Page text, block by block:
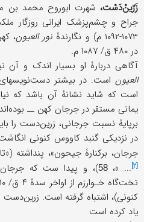
زَرّینْ‌دَسْت، شهرت ابوروح محمد بن
۱۰۷۳-۱۰۹۲ م) و نگارندۀ
نور العیون،
در ۴۸۰ ق/ ۱۰۸۷ م.
آگاهی دربارۀ او بسیار اندک و آن
العیون است. در بیشتر دست‌نویسهای
است که شاید نشانۀ آن باشد که
یمانی مستقر در جرجان کهن ــ
برپایۀ نسبت جرجانی، زرین‌دست را
در نزدیکی گنبد کاووس کنونی
جرجان، برکنارۀ جیحون»، پنداشته («
[۲] ... »،58)، و پیدا ست که جرجان
کنونی)، اشتباه گرفته است. زرین‌دست
یاد کرده است